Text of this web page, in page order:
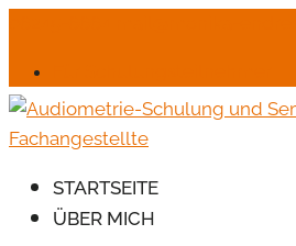
STARTSEITE
ÜBER MICH